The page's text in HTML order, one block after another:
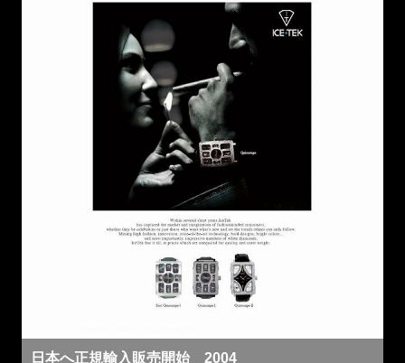
日本へ正規輸入販売開始 2004